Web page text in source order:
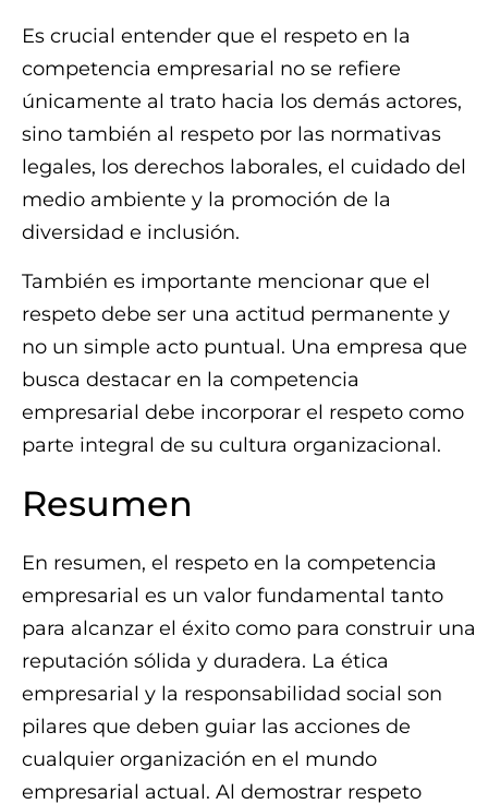
Es crucial entender que el respeto en la
competencia empresarial no se refiere
únicamente al trato hacia los demás actores,
sino también al respeto por las normativas
legales, los derechos laborales, el cuidado del
medio ambiente y la promoción de la
diversidad e inclusión.
También es importante mencionar que el
respeto debe ser una actitud permanente y
no un simple acto puntual. Una empresa que
busca destacar en la competencia
empresarial debe incorporar el respeto como
parte integral de su cultura organizacional.
Resumen
En resumen, el respeto en la competencia
empresarial es un valor fundamental tanto
para alcanzar el éxito como para construir una
reputación sólida y duradera. La ética
empresarial y la responsabilidad social son
pilares que deben guiar las acciones de
cualquier organización en el mundo
empresarial actual. Al demostrar respeto